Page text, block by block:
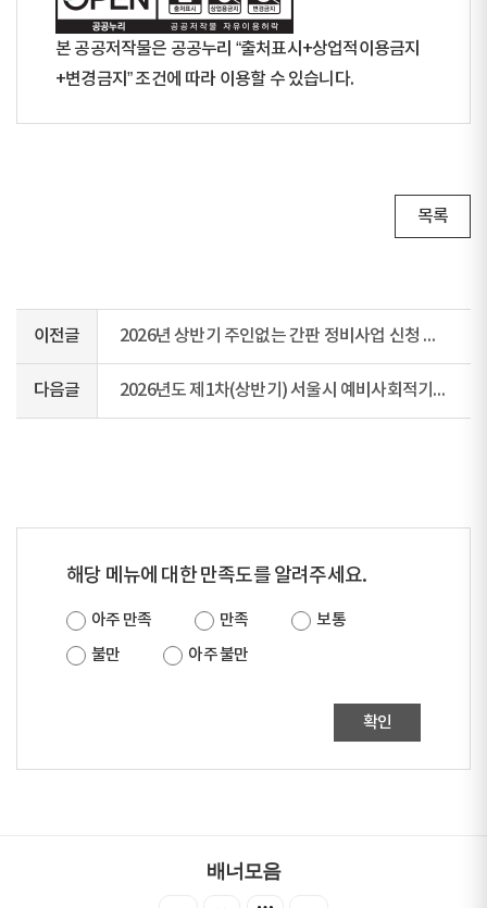
본 공공저작물은 공공누리 “출처표시+상업적이용금지
+변경금지” 조건에 따라 이용할 수 있습니다.
목록
이전글 2026년 상반기 주인없는 간판 정비사업 신청 안내
다음글 2026년도 제1차(상반기) 서울시 예비사회적기업(지역형) 지정계획 공고
해당 메뉴에 대한 만족도를 알려주세요.
아주 만족 만족
보통
불만
아주 불만
확인
배너모음